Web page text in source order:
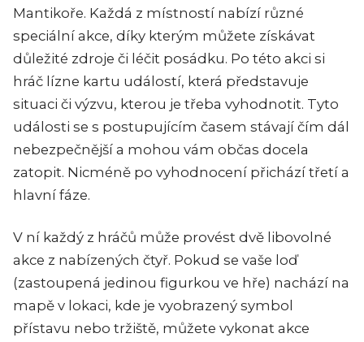
Mantikoře. Každá z místností nabízí různé
speciální akce, díky kterým můžete získávat
důležité zdroje či léčit posádku. Po této akci si
hráč lízne kartu událostí, která představuje
situaci či výzvu, kterou je třeba vyhodnotit. Tyto
události se s postupujícím časem stávají čím dál
nebezpečnější a mohou vám občas docela
zatopit. Nicméně po vyhodnocení přichází třetí a
hlavní fáze.
V ní každý z hráčů může provést dvě libovolné
akce z nabízených čtyř. Pokud se vaše loď
(zastoupená jedinou figurkou ve hře) nachází na
mapě v lokaci, kde je vyobrazený symbol
přístavu nebo tržiště, můžete vykonat akce